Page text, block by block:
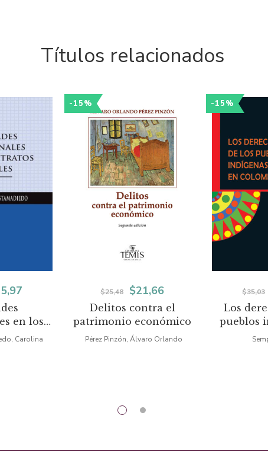
Títulos relacionados
en los
actual
Carolina
-15%
Delitos contra el
patrimonio económico
$25,48
El
precio
original
$21,66El
precio
actual
Pérez Pinzón, Álvaro Orlando
-15%
Los
pueblos
$35,03